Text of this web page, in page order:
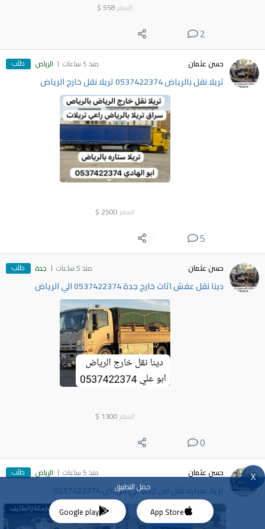
السعر 558
$
2
حسن عثمان منذ 5 ساعات الرياض طلب
تريلا نقل بالرياض 0537422374 تريلا نقل خارج الرياض
السعر 2500
$
5
حسن عثمان منذ 5 ساعات جدة طلب
دينا نقل عفش اثاث خارج جدة 0537422374 الي الرياض
السعر 1300
$
0
حسن عثمان منذ 5 ساعات الرياض طلب
تريلا سياره نقل من جدة الي الرياض 0537422374
X
حمل التطبيق
App Store
Google play